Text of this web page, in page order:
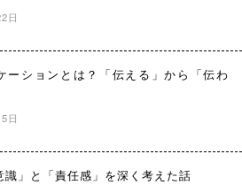
日
ーションとは？「伝える」から「伝わ
日
識」と「責任感」を深く考えた話